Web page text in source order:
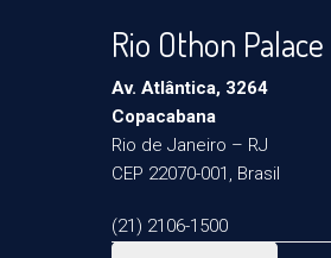
Rio Othon Palace
Av. Atlântica, 3264
Copacabana
Rio de Janeiro – RJ
CEP 22070-001, Brasil
(21) 2106-1500